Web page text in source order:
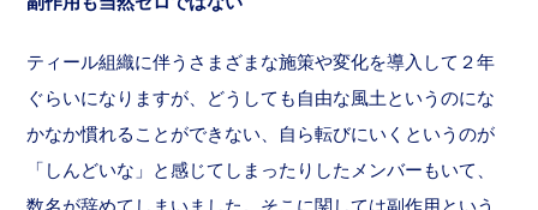
ティール組織に伴うさまざまな施策や変化を導入して２年
ぐらいになりますが、どうしても自由な風土というのにな
かなか慣れることができない、自ら転びにいくというのが
「しんどいな」と感じてしまったりしたメンバーもいて、